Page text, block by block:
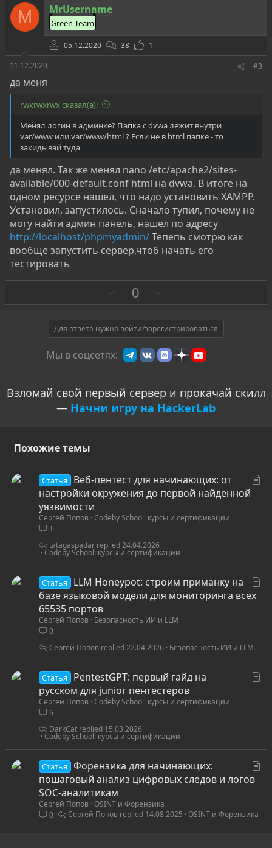
M MrUsername
Green Team
05.12.2020 38
1
11.12.2020
#3
да меня
rwxrwxrwx сказал(а):
Менял логин в админке? Папка с dvwa лежит внутри
var/www или var/www/html ? Если не в html папке - то
закидывай туда
да менял. Так же менял nano /etc/apache2/sites-
available/000-default.conf html на dvwa. В итоге на
одном ресурсе нашел, что надо установить XAMPP.
Установил, запустилось. Сначало тупил, почему не
могу найти админ панель, нашел по адресу
http://localhost/phpmyadmin/Тепепь смотрю как
вообще запустить сервер,чтоб начать его
тестировать
а
0
р
о
т
и
в
Для ответа нужно войти/зарегистрироваться
Мы в соцсетях:
Взломай свой первый сервер и прокачай скилл
— Начни игру на HackerLab
Похожие темы
Статья
Веб-пентест для начинающих: от
настройки окружения до первой найденной
уязвимости
Сергей Попов Codeby School: курсы и сертификации
1
Codeby School: курсы и сертификации
24.04.2026
tatagaspadar
Статья
LLM Honeypot: строим приманку на
базе языковой модели для мониторинга всех
65535 портов
Сергей Попов Безопасность ИИ и LLM
0
Безопасность ИИ и LLM
22.04.2026
Сергей Попов
Статья
PentestGPT: первый гайд на
русском для junior пентестеров
Сергей Попов Codeby School: курсы и сертификации
6
Codeby School: курсы и сертификации
15.03.2026
DarkCat
я
Статья
Форензика для начинающих:
пошаговый анализ цифровых следов и логов
SOC-аналитикам
Сергей Попов OSINT и Форензика
0
OSINT и Форензика
14.08.2025
Сергей Попов